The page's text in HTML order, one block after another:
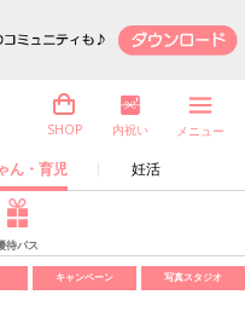
ん・育児 妊活
SHOP 内祝い メニュー
待パス
キャンペーン 写真スタジオ